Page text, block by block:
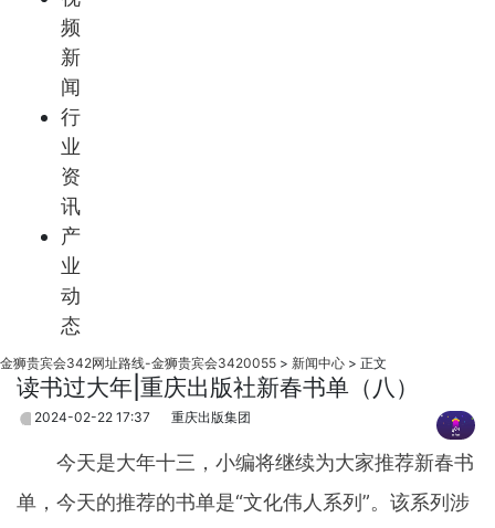
频
新
闻
行
业
资
讯
产
业
动
态
金狮贵宾会342网址路线-金狮贵宾会3420055 > 新闻中心 > 正文
读书过大年|重庆出版社新春书单（八）
2024-02-22 17:37 重庆出版集团
今天是大年十三，小编将继续为大家推荐新春书
单，今天的推荐的书单是“文化伟人系列”。该系列涉